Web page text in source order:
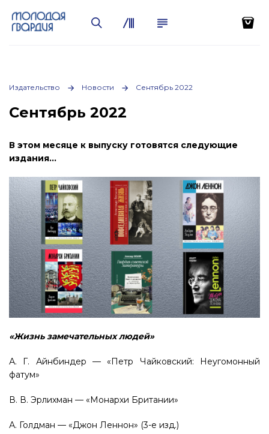
Издательство Новости Сентябрь 2022
Сентябрь 2022
В этом месяце к выпуску готовятся следующие
издания…
«Жизнь замечательных людей»
А. Г. Айнбиндер — «Петр Чайковский: Неугомонный
фатум»
В. В. Эрлихман — «Монархи Британии»
А. Голдман — «Джон Леннон» (3-е изд.)